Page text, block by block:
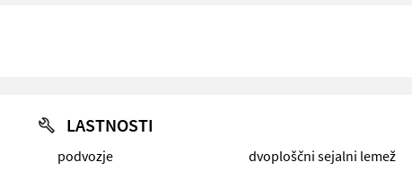
LASTNOSTI
podvozje
dvoploščni sejalni lemež